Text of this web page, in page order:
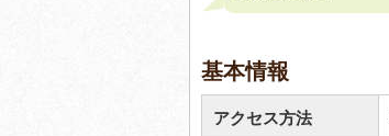
基本情報
アクセス方法